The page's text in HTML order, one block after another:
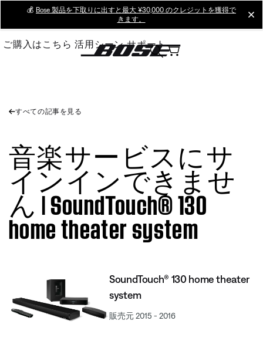
Main
💰 Bose 製品を下取りに出すと最大 ¥30,000 のクレジットを獲得で
きます。
ご購入はこちら 活用シーン サポート
すべての記事を見る
音楽サービスにサ
インインできませ
ん | SoundTouch® 130
home theater system
SoundTouch® 130 home theater
system
販売元 2015 - 2016